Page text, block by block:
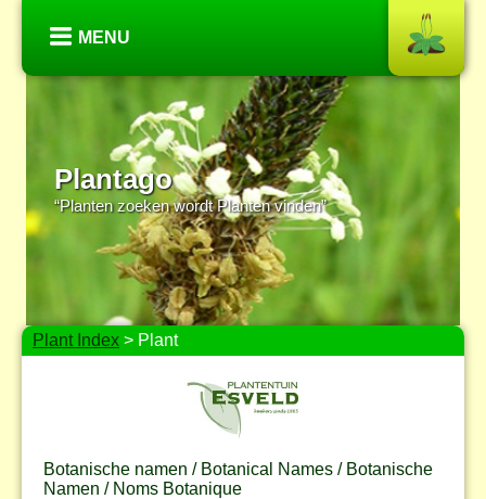
MENU
Plantago
“Planten zoeken wordt Planten vinden”
Plant Index > Plant
Botanische namen / Botanical Names / Botanische
Namen / Noms Botanique